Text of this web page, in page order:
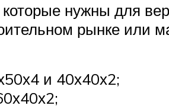
нужны для
рынке или
и 40х40х2;